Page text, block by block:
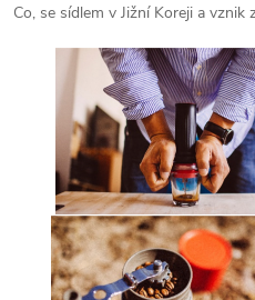
Co, se sídlem v Jižní Koreji a vznik